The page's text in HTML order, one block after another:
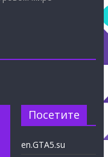
Посетите
en.GTA5.su